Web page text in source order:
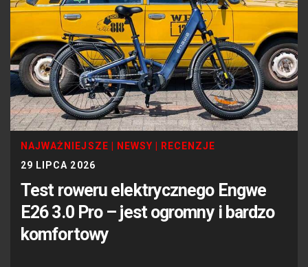
NAJWAŻNIEJSZE NEWSY
RECENZJE
29 LIPCA 2026
Test roweru elektrycznego Engwe
E26 3.0 Pro – jest ogromny i bardzo
komfortowy